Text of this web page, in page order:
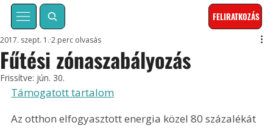
FELIRATKOZÁS
Fűtési zónaszabályozás
2017. szept. 1. 2 perc olvasás
Frissítve: jún. 30.
Támogatott tartalom
Az otthon elfogyasztott energia közel 80 százalékát